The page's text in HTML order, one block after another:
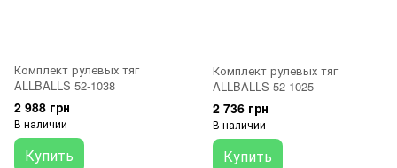
Комплект рулевых тяг
ALLBALLS 52-1038
2 988 грн
В наличии
Купить
Комплект рулевых тяг
ALLBALLS 52-1025
2 736 грн
В наличии
Купить